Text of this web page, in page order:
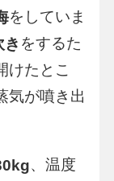
をしていま
き をするた
けたとこ
気が噴き出
、温度